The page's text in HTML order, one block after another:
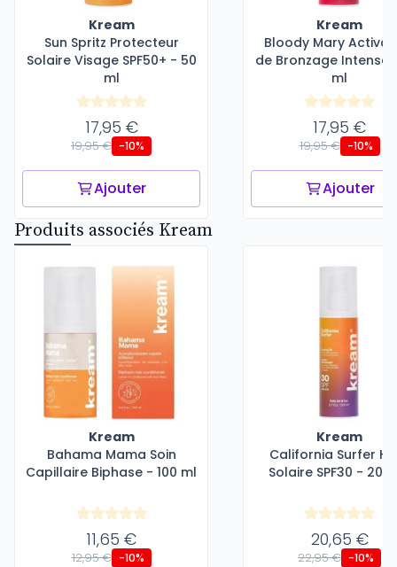
Kream
Sun Spritz Protecteur
Solaire Visage SPF50+ - 50
ml
17,95 €
19,95 € -10%
Ajouter
Kream
Bloody Mary
de Bronzage Intense
ml
17,95 €
19,95 € -10%
Ajouter
Produits associés Kream
Kream
Bahama Mama Soin
Capillaire Biphase - 100 ml
11,65 €
12,95 € -10%
Kream
California Surfer
Solaire SPF30 - 200
20,65 €
22,95 € -10%